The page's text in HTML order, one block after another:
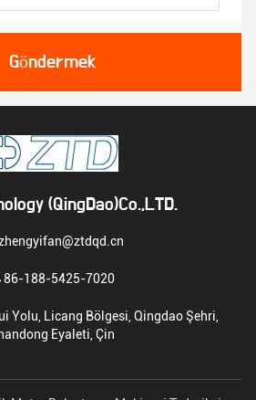
Göndermek
(QingDao)Co.,LTD.
86-188-5425-7020
Yolu, Licang Bölgesi, Qingdao Şehri,
Eyaleti, Çin